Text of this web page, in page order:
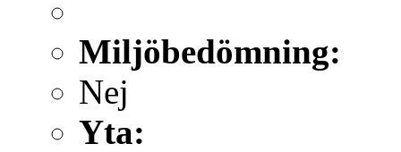
Miljöbedömning:
Nej
Yta: